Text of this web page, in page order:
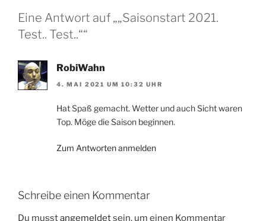
Eine Antwort auf „„Saisonstart 2021.
Test.. Test..““
RobiWahn
4. MAI 2021 UM 10:32 UHR
Hat Spaß gemacht. Wetter und auch Sicht waren
Top. Möge die Saison beginnen.
Zum Antworten anmelden
Schreibe einen Kommentar
Du musstangemeldetsein, um einen Kommentar